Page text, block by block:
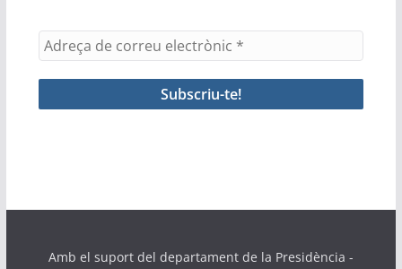
Amb el suport del departament de la Presidència -